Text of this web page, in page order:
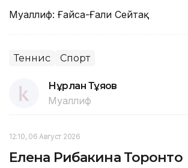
Муаллиф: Ғайса-Ғали Сейтақ
Теннис Спорт
Нұрлан Тұяқов
Муаллиф
12:10, 06 Август 2026
Елена Рибакина Торонто